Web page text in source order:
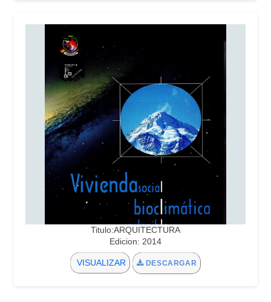
Titulo:ARQUITECTURA
Edicion: 2014
VISUALIZAR DESCARGAR